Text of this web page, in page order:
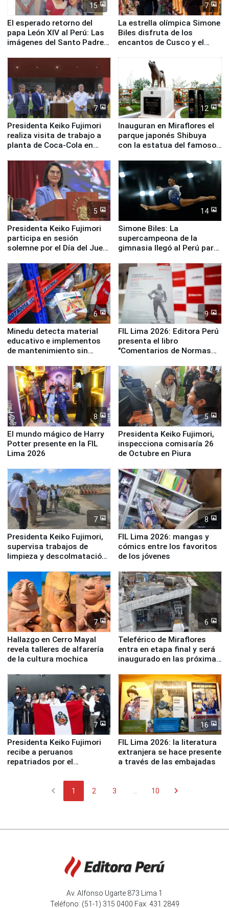
15
El esperado retorno del
papa León XIV al Perú: Las
imágenes del Santo Padre
7
La estrella olímpica Simone
Biles disfruta de los
encantos de Cusco y el
7
Presidenta Keiko Fujimori
realiza visita de trabajo a
planta de Coca-Cola en
12
Inauguran en Miraflores el
parque japonés Shibuya
con la estatua del famoso
5
Presidenta Keiko Fujimori
participa en sesión
solemne por el Día del Juez
14
Simone Biles: La
supercampeona de la
gimnasia llegó al Perú para
Panamericanos Lima 2027
6
Minedu detecta material
educativo e implementos
de mantenimiento sin
la UGEL 2
9
FIL Lima 2026: Editora Perú
presenta el libro
"Comentarios de Normas
Derecho Colectivo"
8
El mundo mágico de Harry
Potter presente en la FIL
Lima 2026
5
Presidenta Keiko Fujimori,
inspecciona comisaría 26
de Octubre en Piura
7
Presidenta Keiko Fujimori,
supervisa trabajos de
limpieza y descolmatación
8
FIL Lima 2026: mangas y
cómics entre los favoritos
de los jóvenes
7
Hallazgo en Cerro Mayal
revela talleres de alfarería
de la cultura mochica
6
Teleférico de Miraflores
entra en etapa final y será
inaugurado en las próximas
7
Presidenta Keiko Fujimori
recibe a peruanos
repatriados por el
16
FIL Lima 2026: la literatura
extranjera se hace presente
a través de las embajadas
chevron_left 1 2 3 10 chevron_right
Av. Alfonso Ugarte 873 Lima 1
Teléfono: (51-1) 315 0400 Fax: 431 2849